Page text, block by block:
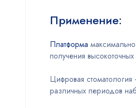
Применение:
Платформа
получения
Цифровая
различных периодов